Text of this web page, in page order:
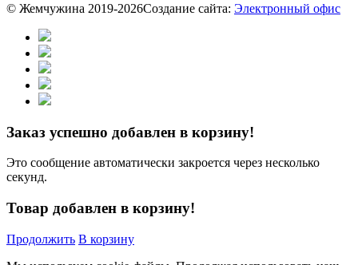
© Жемчужина 2019-2026Создание сайта: Электронный офис
Заказ успешно добавлен в корзину!
Это сообщение автоматически закроется через несколько
секунд.
Товар добавлен в корзину!
Продолжить В корзину